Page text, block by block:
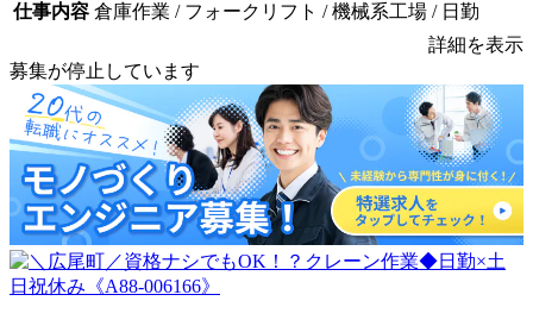
仕事内容 倉庫作業 / フォークリフト / 機械系工場 / 日勤
詳細を表示
募集が停止しています